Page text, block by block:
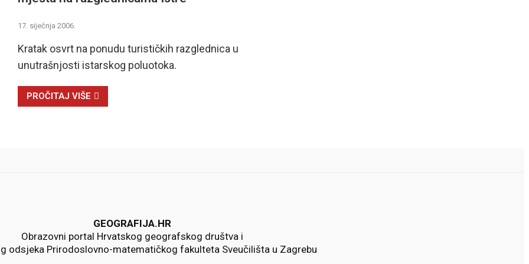
17. siječnja 2006.
Kratak osvrt na ponudu turističkih razglednica u
unutrašnjosti istarskog poluotoka.
PROČITAJ VIŠE
GEOGRAFIJA.HR
Obrazovni portal Hrvatskog geografskog društva i
odsjeka Prirodoslovno-matematičkog fakulteta Sveučilišta u Zagrebu